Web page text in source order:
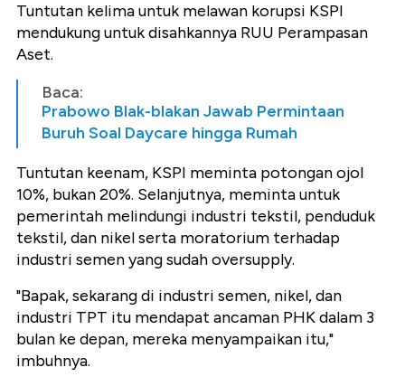
Tuntutan kelima untuk melawan korupsi KSPI
mendukung untuk disahkannya RUU Perampasan
Aset.
Baca:
Prabowo Blak-blakan Jawab Permintaan
Buruh Soal Daycare hingga Rumah
Tuntutan keenam, KSPI meminta potongan ojol
10%, bukan 20%. Selanjutnya, meminta untuk
pemerintah melindungi industri tekstil, penduduk
tekstil, dan nikel serta moratorium terhadap
industri semen yang sudah oversupply.
"Bapak, sekarang di industri semen, nikel, dan
industri TPT itu mendapat ancaman PHK dalam 3
bulan ke depan, mereka menyampaikan itu,"
imbuhnya.